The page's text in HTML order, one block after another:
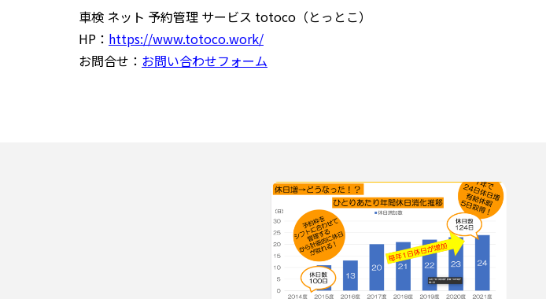
車検 ネット 予約管理 サービス totoco（とっとこ）
HP： https://www.totoco.work/
お問合せ： お問い合わせフォーム